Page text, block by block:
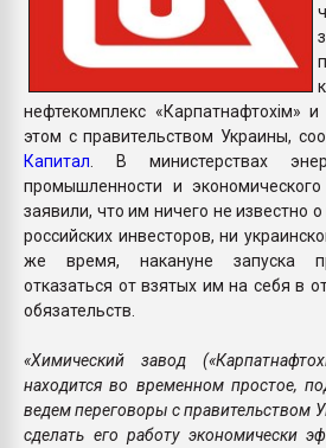
нефтекомплекс «Карпатнафтохім»
этом с правительством Украины,
Капитал . В министерствах
промышленности и
заявили, что им ничего не известно
российских инвесторов, ни
же время, накануне запуска
отказаться от взятых им на себя в
обязательств.
«Химический завод
находится во временном простое,
ведем переговоры с правительством
сделать его работу экономически